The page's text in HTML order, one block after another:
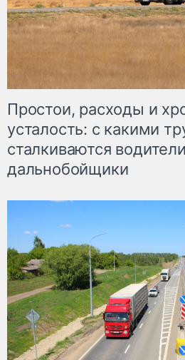
Простои, расходы и
усталость: с какими
сталкиваются
дальнобойщики